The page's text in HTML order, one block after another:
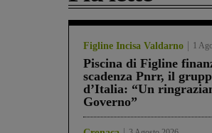
Figline Incisa Valdarno 1
Piscina di Figline
scadenza Pnrr, il
d’Italia: “Un
Governo”